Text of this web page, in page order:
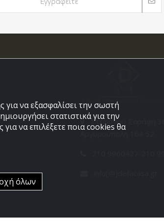
Στεφάνου Σαράφη 36,
για να εξασφαλίσει την σωστή
στατιστικά για την
να επιλέξετε ποια cookies θα
όλων